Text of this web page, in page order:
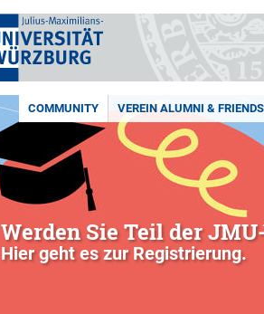
COMMUNITY VEREIN ALUMNI &
Werden Sie Teil der
Hier geht es zur Registrierung.